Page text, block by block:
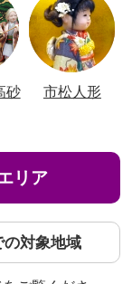
砂
市松人形
リア
の対象地域